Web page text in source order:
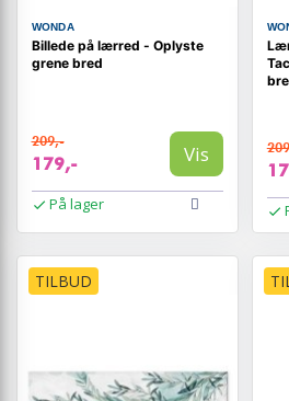
WONDA
Billede på lærred - Oplyste
grene bred
209,-
179,- Vis
På lager
TILBUD